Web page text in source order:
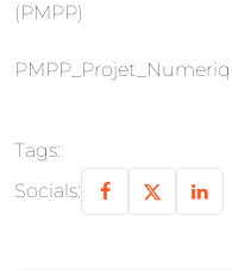
(PMPP)
Tags:
Socials: